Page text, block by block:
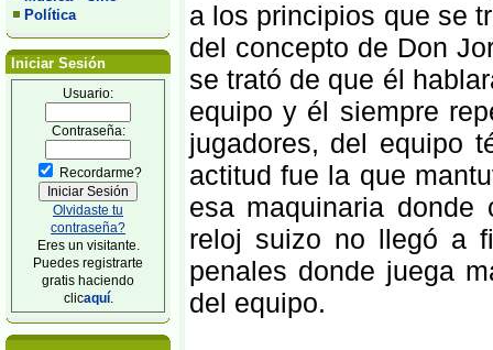
Política
Iniciar Sesión
Usuario:
Contraseña:
Recordarme?
Olvidaste tu
contraseña?
Eres un visitante.
Puedes registrarte
gratis haciendo
clicaquí.
a los principios que se
del concepto de Don
se trató de que él
equipo y él siempre
jugadores, del equipo
actitud fue la que
esa maquinaria
reloj suizo no llegó a
penales donde juega
del equipo.